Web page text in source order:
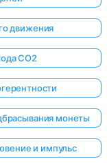
движения
CO2
монеты
и импульс